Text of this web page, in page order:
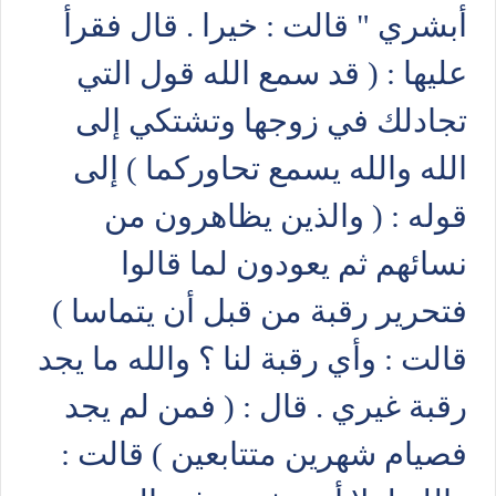
أبشري " قالت : خيرا . قال فقرأ
عليها : ( قد سمع الله قول التي
تجادلك في زوجها وتشتكي إلى
الله والله يسمع تحاوركما ) إلى
قوله : ( والذين يظاهرون من
نسائهم ثم يعودون لما قالوا
فتحرير رقبة من قبل أن يتماسا )
قالت : وأي رقبة لنا ؟ والله ما يجد
رقبة غيري . قال : ( فمن لم يجد
فصيام شهرين متتابعين ) قالت :